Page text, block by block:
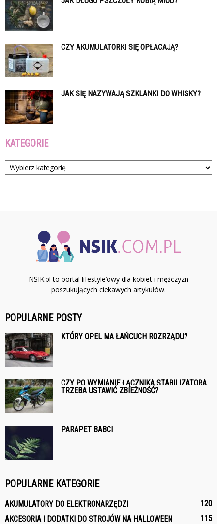
CZY AKUMULATORKI SIĘ OPŁACAJĄ?
JAK SIĘ NAZYWAJĄ SZKLANKI DO WHISKY?
KATEGORIE
Kategorie
NSIK.pl to portal lifestyle’owy dla kobiet i mężczyzn
poszukujących ciekawych artykułów.
POPULARNE POSTY
KTÓRY OPEL MA ŁAŃCUCH ROZRZĄDU?
CZY PO WYMIANIE ŁĄCZNIKA STABILIZATORA
TRZEBA USTAWIĆ ZBIEŻNOŚĆ?
PARAPET BABCI
POPULARNE KATEGORIE
AKUMULATORY DO ELEKTRONARZĘDZI
120
AKCESORIA I DODATKI DO STROJÓW NA HALLOWEEN
115